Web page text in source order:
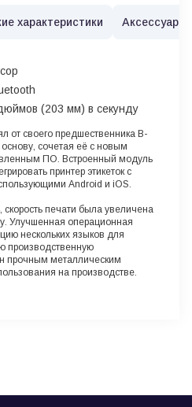
характеристики Аксессуары
(203 мм) в секунду
от своего предшественника B-
сочетая её с новым
ПО. Встроенный модуль
принтер этикеток с
Android и iOS.
печати была увеличена
Улучшенная операционная
нескольких языков для
производственную
прочным металлическим
на производстве.